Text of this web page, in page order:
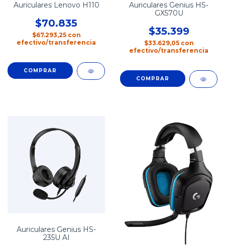
Auriculares Lenovo H110
$70.835
$67.293,25 con
efectivo/transferencia
Auriculares Genius HS-
GX570U
$35.399
$33.629,05 con
efectivo/transferencia
Auriculares Genius HS-
235U AI